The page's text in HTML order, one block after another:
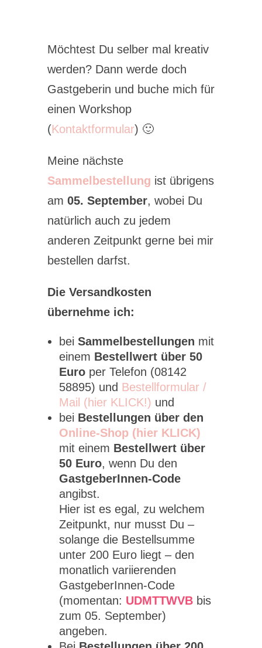
Möchtest Du selber mal kreativ
werden? Dann werde doch
Gastgeberin und buche mich für
einen Workshop
(Kontaktformular) 🙂
Meine nächste
Sammelbestellung ist übrigens
am 05. September, wobei Du
natürlich auch zu jedem
anderen Zeitpunkt gerne bei mir
bestellen darfst.
Die Versandkosten
übernehme ich:
bei Sammelbestellungen mit
einem Bestellwert über 50
Euro per Telefon (08142
58895) und Bestellformular /
Mail (hier KLICK!) und
bei Bestellungen über den
Online-Shop (hier KLICK)
mit einem Bestellwert über
50 Euro, wenn Du den
GastgeberInnen-Code
angibst.
Hier ist es egal, zu welchem
Zeitpunkt, nur musst Du –
solange die Bestellsumme
unter 200 Euro liegt – den
monatlich variierenden
GastgeberInnen-Code
(momentan: UDMTTWVBbis
zum 05. September)
angeben.